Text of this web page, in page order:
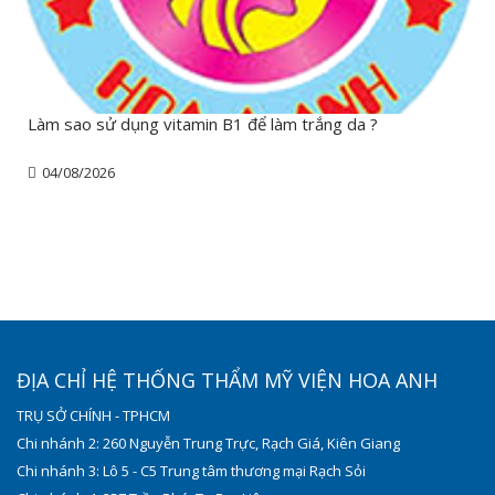
Làm sao sử dụng vitamin B1 để làm trắng da ?
04/08/2026
ĐỊA CHỈ HỆ THỐNG THẨM MỸ VIỆN HOA ANH
TRỤ SỞ CHÍNH - TPHCM
Chi nhánh 2: 260 Nguyễn Trung Trực, Rạch Giá, Kiên Giang
Chi nhánh 3: Lô 5 - C5 Trung tâm thương mại Rạch Sỏi